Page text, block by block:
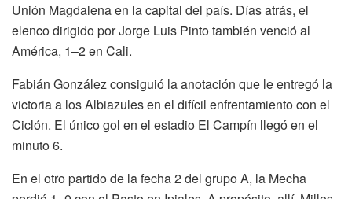
Unión Magdalena en la capital del país. Días atrás, el
elenco dirigido por Jorge Luis Pinto también venció al
América, 1–2 en Cali.
Fabián González consiguió la anotación que le entregó la
victoria a los Albiazules en el difícil enfrentamiento con el
Ciclón. El único gol en el estadio El Campín llegó en el
minuto 6.
En el otro partido de la fecha 2 del grupo A, la Mecha